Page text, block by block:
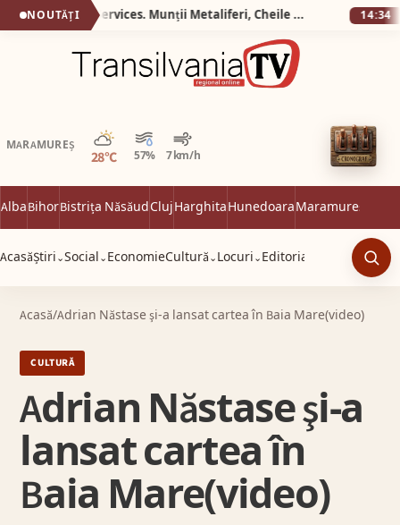
NOUTĂȚI Silva Logistic Services. Munții Metaliferi, Cheile Cipului, Almașu Mare, o călătorie spre inima de piatră și verdeață a Apusenilor. 14:34
MARAMUREȘ
28°C 57% 7 km/h
Parțial noros
AlbaBihorBistrița NăsăudClujHarghitaHunedoaraMaramureș
AcasăȘtiri ⌄Social ⌄ EconomieCultură ⌄ Locuri ⌄ Editorial
Acasă/Adrian Năstase şi-a lansat cartea în Baia Mare(video)
CULTURĂ
Adrian Năstase şi-a
lansat cartea în
Baia Mare(video)